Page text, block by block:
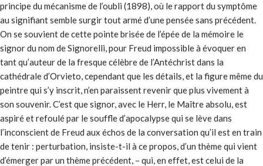
principe du mécanisme de l’oubli (1898), où le rapport du symptôme
au signifiant semble surgir tout armé d’une pensée sans précédent.
On se souvient de cette pointe brisée de l’épée de la mémoire le
signor du nom de Signorelli, pour Freud impossible à évoquer en
tant qu’auteur de la fresque célèbre de l’Antéchrist dans la
cathédrale d’Orvieto, cependant que les détails, et la figure même du
peintre qui s’y inscrit, n’en paraissent revenir que plus vivement à
son souvenir. C’est que signor, avec le Herr, le Maître absolu, est
aspiré et refoulé par le souffle d’apocalypse qui se lève dans
l’inconscient de Freud aux échos de la conversation qu’il est en train
de tenir : perturbation, insiste-t-il à ce propos, d’un thème qui vient
d’émerger par un thème précédent, – qui, en effet, est celui de la